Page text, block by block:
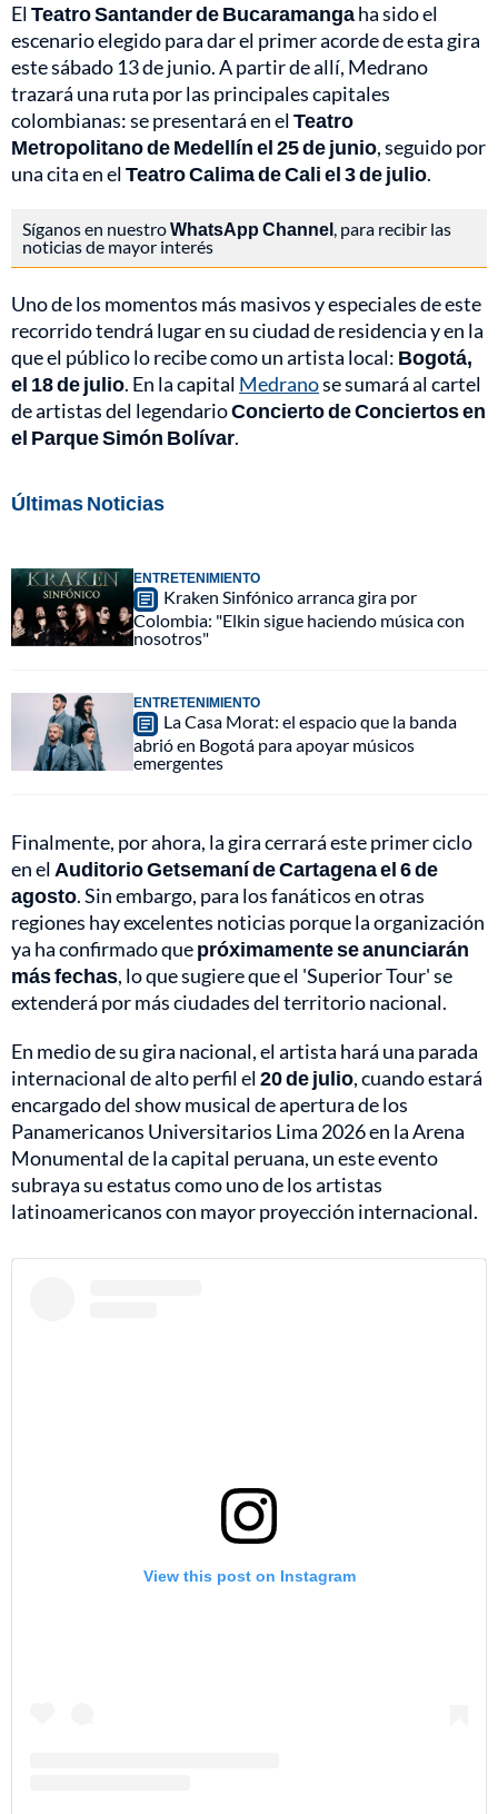
ElTeatro Santander de Bucaramangaha sido el
escenario elegido para dar el primer acorde de esta gira
este sábado 13 de junio. A partir de allí, Medrano
trazará una ruta por las principales capitales
colombianas: se presentará en elTeatro
Metropolitano de Medellín el 25 de junio, seguido por
una cita en elTeatro Calima de Cali el 3 de julio.
Síganos en nuestroWhatsApp Channel, para recibir las
noticias de mayor interés
Uno de los momentos más masivos y especiales de este
recorrido tendrá lugar en su ciudad de residencia y en la
que el público lo recibe como un artista local: Bogotá,
el 18 de julio. En la capital Medranose sumará al cartel
de artistas del legendarioConcierto de Conciertos en
el Parque Simón Bolívar.
Últimas Noticias
ENTRETENIMIENTO
Kraken Sinfónico arranca gira por
Colombia: "Elkin sigue haciendo música con
nosotros"
ENTRETENIMIENTO
La Casa Morat: el espacio que la banda
abrió en Bogotá para apoyar músicos
emergentes
Finalmente, por ahora, la gira cerrará este primer ciclo
en el Auditorio Getsemaní de Cartagena el 6 de
agosto. Sin embargo, para los fanáticos en otras
regiones hay excelentes noticias porque la organización
ya ha confirmado quepróximamente se anunciarán
más fechas, lo que sugiere que el 'Superior Tour' se
extenderá por más ciudades del territorio nacional.
En medio de su gira nacional, el artista hará una parada
internacional de alto perfil el20 de julio, cuando estará
encargado del show musical de apertura de los
Panamericanos Universitarios Lima 2026 en la Arena
Monumental de la capital peruana, un este evento
subraya su estatus como uno de los artistas
latinoamericanos con mayor proyección internacional.
View this post on Instagram